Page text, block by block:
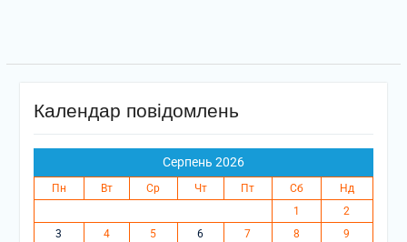
Календар повідомлень
Серпень 2026
Пн Вт Ср Чт Пт Сб
Нд
1
2
3
4 5 6 7 8
9